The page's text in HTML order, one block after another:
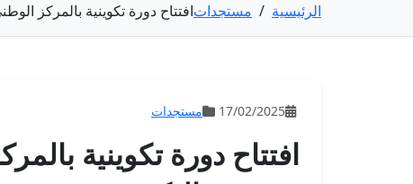
الرئيسية / مستجداتافتتاح دورة تكوينية بالمركز
17/02/2025 مستجدات
افتتاح دورة تكوينية